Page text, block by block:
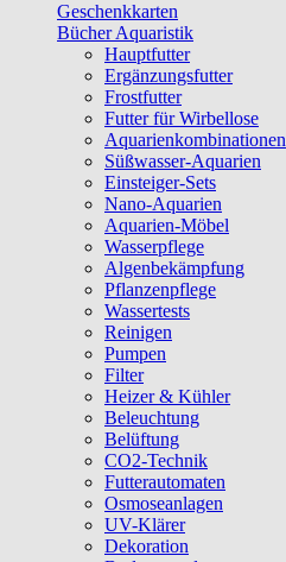
Geschenkkarten
Bücher Aquaristik
Hauptfutter
Ergänzungsfutter
Frostfutter
Futter für Wirbellose
Aquarienkombinationen
Süßwasser-Aquarien
Einsteiger-Sets
Nano-Aquarien
Aquarien-Möbel
Wasserpflege
Algenbekämpfung
Pflanzenpflege
Wassertests
Reinigen
Pumpen
Filter
Heizer & Kühler
Beleuchtung
Belüftung
CO2-Technik
Futterautomaten
Osmoseanlagen
UV-Klärer
Dekoration